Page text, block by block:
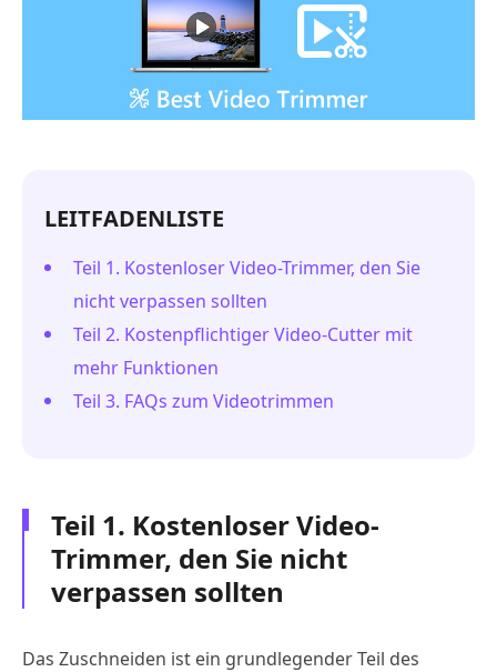
LEITFADENLISTE
Teil 1. Kostenloser Video-Trimmer, den Sie
nicht verpassen sollten
Teil 2. Kostenpflichtiger Video-Cutter mit
mehr Funktionen
Teil 3. FAQs zum Videotrimmen
Teil 1. Kostenloser Video-
Trimmer, den Sie nicht
verpassen sollten
Das Zuschneiden ist ein grundlegender Teil des